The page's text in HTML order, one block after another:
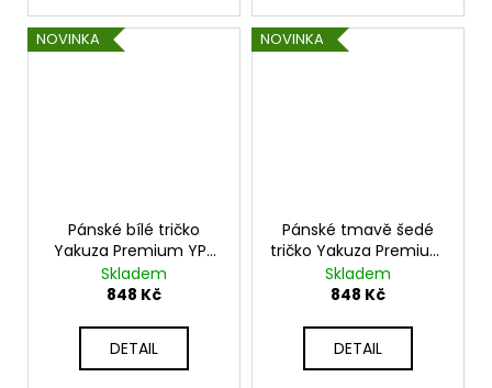
NOVINKA
Pánské bílé tričko
Yakuza Premium YPS
BL 203 – Hollywood
Hellracer
Skladem
848 Kč
DETAIL
NOVINKA
Pánské tmavě šedé
tričko Yakuza Premium
YPS BL 203 – Hollywood
Hellracer
Skladem
848 Kč
DETAIL